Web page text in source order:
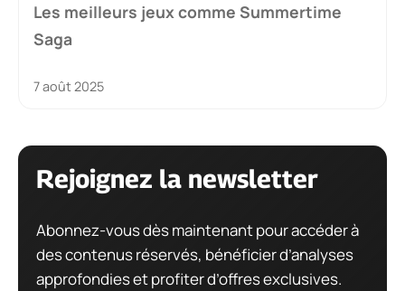
Les meilleurs jeux comme Summertime
Saga
7 août 2025
Rejoignez la newsletter
Abonnez-vous dès maintenant pour accéder à
des contenus réservés, bénéficier d’analyses
approfondies et profiter d’offres exclusives.